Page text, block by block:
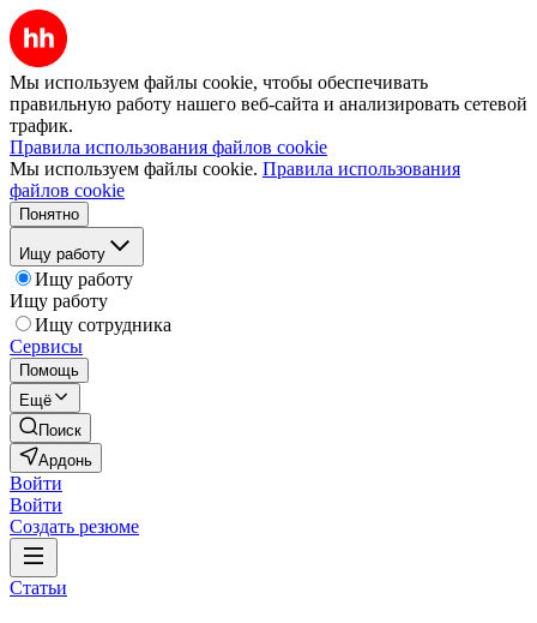
Мы используем файлы cookie, чтобы обеспечивать
правильную работу нашего веб-сайта и анализировать сетевой
трафик.
Правила использования файлов cookie
Мы используем файлы cookie. Правила использования
файлов cookie
Понятно
Ищу работу
Ищу работу
Ищу работу
Ищу сотрудника
Сервисы
Помощь
Ещё
Поиск
Ардонь
Войти
Войти
Создать резюме
Статьи